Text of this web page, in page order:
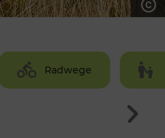
Radwege